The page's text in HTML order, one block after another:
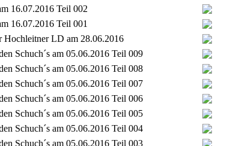
16.07.2016 Teil 002
16.07.2016 Teil 001
Hochleitner LD am 28.06.2016
Schuch´s am 05.06.2016 Teil 009
Schuch´s am 05.06.2016 Teil 008
Schuch´s am 05.06.2016 Teil 007
Schuch´s am 05.06.2016 Teil 006
Schuch´s am 05.06.2016 Teil 005
Schuch´s am 05.06.2016 Teil 004
Schuch´s am 05.06.2016 Teil 003